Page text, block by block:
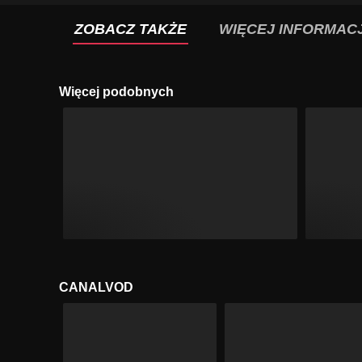
ZOBACZ TAKŻE WIĘCEJ
Więcej podobnych
CANALVOD